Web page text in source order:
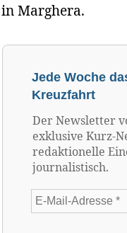
in Marghera.
Jede Woche
Kreuzfahrt
Der Newsletter
exklusive Kurz-
redaktionelle
journalistisch.